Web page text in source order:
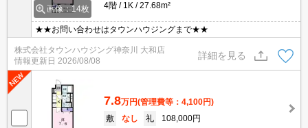
画像：14枚
4階
1K 27.68m²
★★お問い合わせはタウンハウジングまで★★
株式会社タウンハウジング神奈川 大和店
情報更新日 2026/08/08
詳細を見る
7.8万円(管理費等：4,100円)
敷
なし 礼
108,000円